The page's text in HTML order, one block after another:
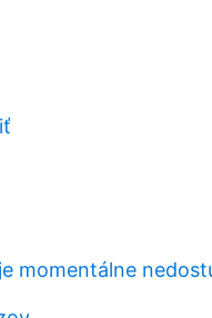
momentálne